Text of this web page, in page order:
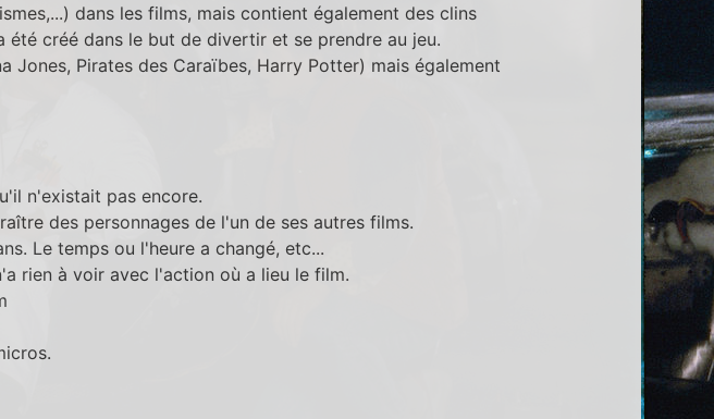
dans les films, mais contient également des clins
créé dans le but de divertir et se prendre au jeu.
Jones, Pirates des Caraïbes, Harry Potter) mais également
n'existait pas encore.
des personnages de l'un de ses autres films.
Le temps ou l'heure a changé, etc...
rien à voir avec l'action où a lieu le film.